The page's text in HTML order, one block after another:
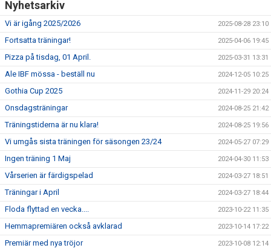
Nyhetsarkiv
Vi är igång 2025/2026 2025-08-28 23:10
Fortsatta träningar! 2025-04-06 19:45
Pizza på tisdag, 01 April. 2025-03-31 13:31
Ale IBF mössa - beställ nu 2024-12-05 10:25
Gothia Cup 2025 2024-11-29 20:24
Onsdagsträningar 2024-08-25 21:42
Träningstiderna är nu klara! 2024-08-25 19:56
Vi umgås sista träningen för säsongen 23/24 2024-05-27 07:29
Ingen träning 1 Maj 2024-04-30 11:53
Vårserien är färdigspelad 2024-03-27 18:51
Träningar i April 2024-03-27 18:44
Floda flyttad en vecka.... 2023-10-22 11:35
Hemmapremiären också avklarad 2023-10-14 17:22
Premiär med nya tröjor 2023-10-08 12:14